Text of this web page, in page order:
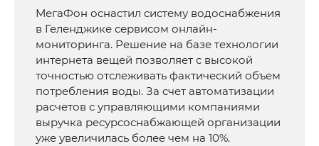
МегаФон оснастил систему водоснабжения
в Геленджике сервисом онлайн-
мониторинга. Решение на базе технологии
интернета вещей позволяет с высокой
точностью отслеживать фактический объем
потребления воды. За счет автоматизации
расчетов с управляющими компаниями
выручка ресурсоснабжающей организации
уже увеличилась более чем на 10%.